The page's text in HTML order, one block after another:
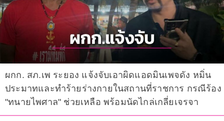
ผกก. สภ.เพ ระยอง แจ้งจับเอาผิดแอดมินเพจดัง หมิ่น
ประมาทและทำร้ายร่างกายในสถานที่ราชการ กรณีร้อง
"ทนายไพศาล" ช่วยเหลือ พร้อมนัดไกล่เกลี่ยเจรจา